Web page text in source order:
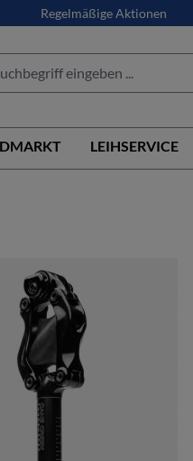
Regelmäßige Aktionen
LEIHSERVICE